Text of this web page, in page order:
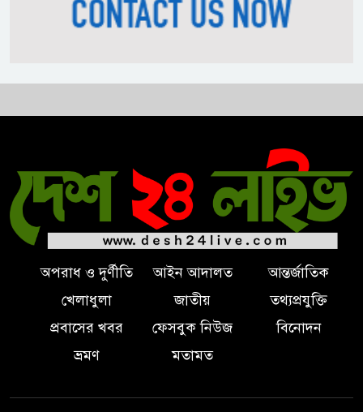
ট্রাম্পকে ‘রাজার খোঁচা’ দিলেন
অপরাধ ও দুর্ণীতি আইন আদালত
আন্তর্জাতিক
খেলাধুলা
জাতীয়
তথ্যপ্রযুক্তি
প্রবাসের খবর
ফেসবুক নিউজ
বিনোদন
ভ্রমণ
মতামত